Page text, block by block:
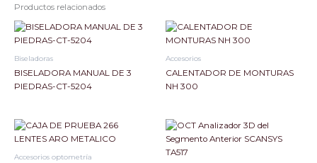
Productos relacionados
Biseladoras
BISELADORA MANUAL DE 3
PIEDRAS-CT-5204
Accesorios
CALENTADOR DE MONTURAS
NH 300
Accesorios optometría